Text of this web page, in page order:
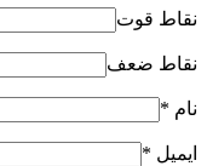
نقاط قوت
نقاط ضعف
نام *
ایمیل *